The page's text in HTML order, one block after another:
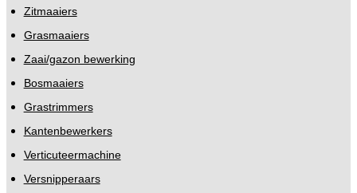
Zitmaaiers
Grasmaaiers
Zaai/gazon bewerking
Bosmaaiers
Grastrimmers
Kantenbewerkers
Verticuteermachine
Versnipperaars